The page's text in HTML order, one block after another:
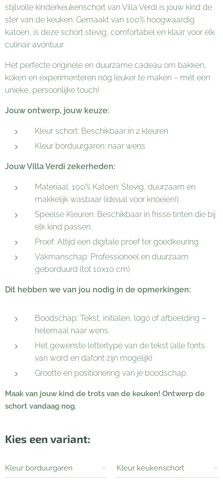
stijlvolle kinderkeukenschort van Villa Verdi is jouw kind de
ster van de keuken. Gemaakt van 100% hoogwaardig
katoen, is deze schort stevig, comfortabel en klaar voor elk
culinair avontuur.
Het perfecte originele en duurzame cadeau om bakken,
koken en experimenteren nóg leuker te maken – mét een
unieke, persoonlijke touch!
Jouw ontwerp, jouw keuze:
Kleur schort: Beschikbaar in 2 kleuren
Kleur borduurgaren: naar wens
Jouw Villa Verdi zekerheden:
Materiaal: 100% Katoen: Stevig, duurzaam en
makkelijk wasbaar (ideaal voor knoeien!).
Speelse Kleuren: Beschikbaar in frisse tinten die bij
elk kind passen.
Proef: Altijd een digitale proef ter goedkeuring
Vakmanschap: Professioneel en duurzaam
geborduurd (tot 10x10 cm)
Dit hebben we van jou nodig in de opmerkingen:
Boodschap: Tekst, initialen, logo of afbeelding –
helemaal naar wens.
Het gewenste lettertype van de tekst (alle fonts
van word en dafont zijn mogelijk)
Grootte en positionering van je boodschap.
Maak van jouw kind de trots van de keuken! Ontwerp de
schort vandaag nog.
Kies een variant:
Kleur borduurgaren Kleur keukenschort